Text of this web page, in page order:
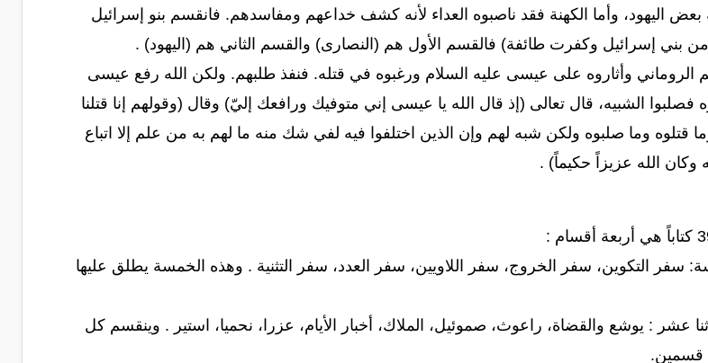
اليهود، وأما الكهنة فقد ناصبوه العداء لأنه كشف خداعهم ومفاسدهم. فانقسم بنو إسرائيل
بني إسرائيل وكفرت طائفة) فالقسم الأول هم (النصارى) والقسم الثاني هم (اليهود) .
الروماني وأثاروه على عيسى عليه السلام ورغبوه في قتله. فنفذ طلبهم. ولكن الله رفع عيسى
فصلبوا الشبيه، قال تعالى (إذ قال الله يا عيسى إني متوفيك ورافعك إليّ) وقال (وقولهم إنا قتلنا
وما صلبوه ولكن شبه لهم وإن الذين اختلفوا فيه لفي شك منه ما لهم به من علم إلا اتباع
وكان الله عزيزاً حكيماً) .
التكوين، سفر الخروج، سفر اللاويين، سفر العدد، سفر التثنية . وهذه الخمسة يطلق عليها
عشر : يوشع والقضاة، راعوث، صموئيل، الملاك، أخبار الأيام، عزرا، نحميا، استير . وينقسم كل
قسمين.